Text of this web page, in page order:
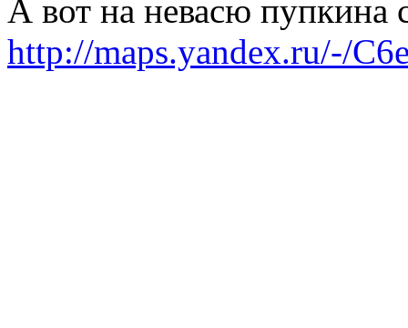
А вот на невасю пупкина
http://maps.yandex.ru/-/